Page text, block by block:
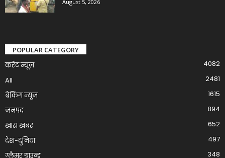
August 5, 2026
POPULAR CATEGORY
करेंट न्यूज़
4082
All
2481
ब्रेकिंग न्यूज
1615
जनपद
894
खास खबर
652
देश-दुनिया
497
ग्लैमर ग्राउन्ड
348